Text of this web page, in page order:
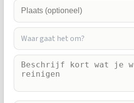
Waar gaat het om?